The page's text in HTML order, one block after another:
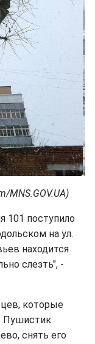
MNS.GOV.UA)
101 поступило
на ул.
находится
слезть", -
которые
Пушистик
снять его